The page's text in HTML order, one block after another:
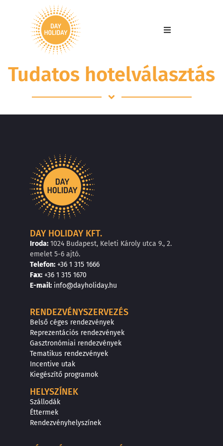
Tudatos hotelválasztás
DAY HOLIDAY KFT.
Iroda: 1024 Budapest, Keleti Károly utca 9., 2.
emelet 5-6 ajtó.
Telefon: +36 1 315 1666
Fax: +36 1 315 1670
E-mail: info@dayholiday.hu
RENDEZVÉNYSZERVEZÉS
Belső céges rendezvények
Reprezentációs rendezvények
Gasztronómiai rendezvények
Tematikus rendezvények
Incentive utak
Kiegészítő programok
HELYSZÍNEK
Szállodák
Éttermek
Rendezvényhelyszínek